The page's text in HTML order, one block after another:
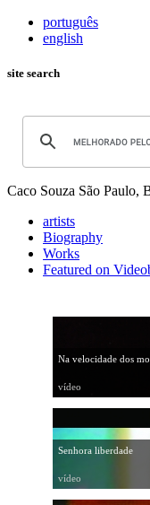
português
english
site search
Caco Souza São Paulo,
artists
Biography
Works
Featured on
Na velocidade dos
vídeo
Senhora liberdade
vídeo